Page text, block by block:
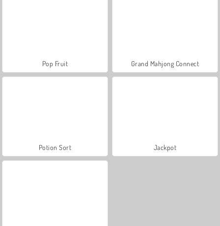
Pop Fruit Grand Mahjong Connect
Potion Sort Jackpot